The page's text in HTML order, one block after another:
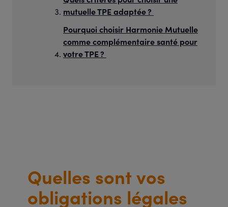
mutuelle TPE adaptée ?
Pourquoi choisir Harmonie Mutuelle
comme complémentaire santé pour
votre TPE ?
Quelles sont vos
obligations légales